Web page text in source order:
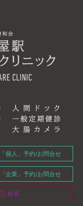
「個人」予約/お問合せ
「企業」予約/お問合せ